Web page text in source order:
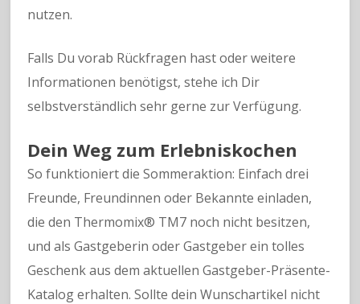
nutzen.
Falls Du vorab Rückfragen hast oder weitere
Informationen benötigst, stehe ich Dir
selbstverständlich sehr gerne zur Verfügung.
Dein Weg zum Erlebniskochen
So funktioniert die Sommeraktion: Einfach drei
Freunde, Freundinnen oder Bekannte einladen,
die den Thermomix® TM7 noch nicht besitzen,
und als Gastgeberin oder Gastgeber ein tolles
Geschenk aus dem aktuellen Gastgeber-Präsente-
Katalog erhalten. Sollte dein Wunschartikel nicht